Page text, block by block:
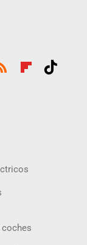
coches